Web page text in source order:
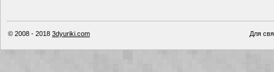
© 2008 - 2018 3dyuriki.com Для